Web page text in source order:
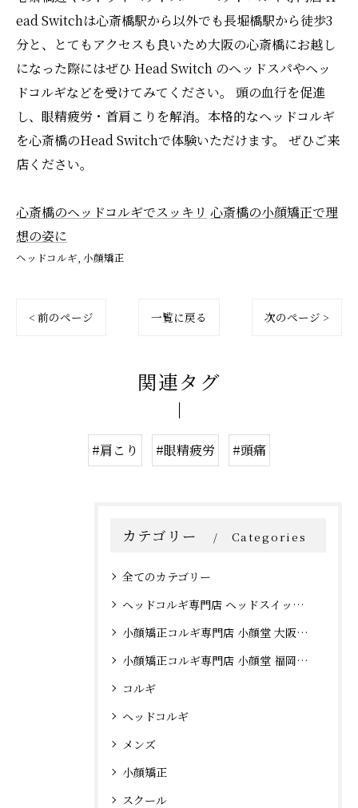
ead Switchは心斎橋駅から以外でも長堀橋駅から徒歩3
分と、とてもアクセスも良いため大阪の心斎橋にお越し
になった際にはぜひ Head Switch のヘッドスパやヘッ
ドコルギなどを受けてみてください。 頭の血行を促進
し、眼精疲労・首肩こりを解消。本格的なヘッドコルギ
を心斎橋のHead Switchで体験いただけます。 ぜひご来
店ください。
心斎橋のヘッドコルギでスッキリ 心斎橋の小顔矯正で理
想の姿に
ヘッドコルギ 小顔矯正
< 前のページ 一覧に戻る 次のページ >
関連タグ
#肩こり #眼精疲労 #頭痛
カテゴリー Categories
全てのカテゴリー
ヘッドコルギ専門店 ヘッドスイッチ 大阪心斎橋店
小顔矯正コルギ専門店 小顔堂 大阪心斎橋店
小顔矯正コルギ専門店 小顔堂 福岡天神店
コルギ
ヘッドコルギ
メンズ
小顔矯正
スクール